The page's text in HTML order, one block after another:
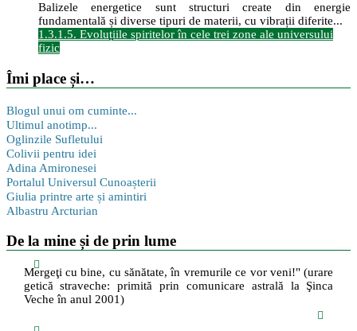
Balizele energetice sunt structuri create din energie
fundamentală și diverse tipuri de materii, cu vibrații diferite...
1.3.1.5. Evoluțiile spiritelor în cele trei zone ale universului
fizic
Îmi place și…
Blogul unui om cuminte...
Ultimul anotimp...
Oglinzile Sufletului
Colivii pentru idei
Adina Amironesei
Portalul Universul Cunoașterii
Giulia printre arte și amintiri
Albastru Arcturian
De la mine și de prin lume
Mergeţi cu bine, cu sănătate, în vremurile ce vor veni!" (urare
getică straveche: primită prin comunicare astrală la Şinca
Veche în anul 2001)